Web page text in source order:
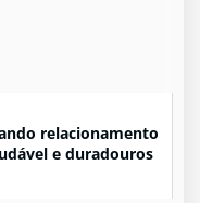
relacionamento
e duradouros